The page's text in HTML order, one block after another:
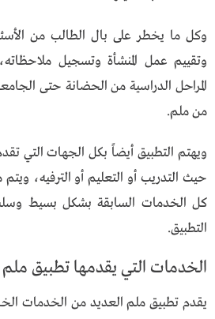
وكل ما يخطر على بال الطالب من
وتقييم عمل المنشأة وتسجيل
المراحل الدراسية من الحضانة حتى
من ملم.
ويهتم التطبيق أيضاً بكل الجهات التي
حيث التدريب أو التعليم أو الترفيه،
كل الخدمات السابقة بشكل بسيط
التطبيق.
الخدمات التي يقدمها تطبيق
يقدم تطبيق ملم العديد من الخدمات